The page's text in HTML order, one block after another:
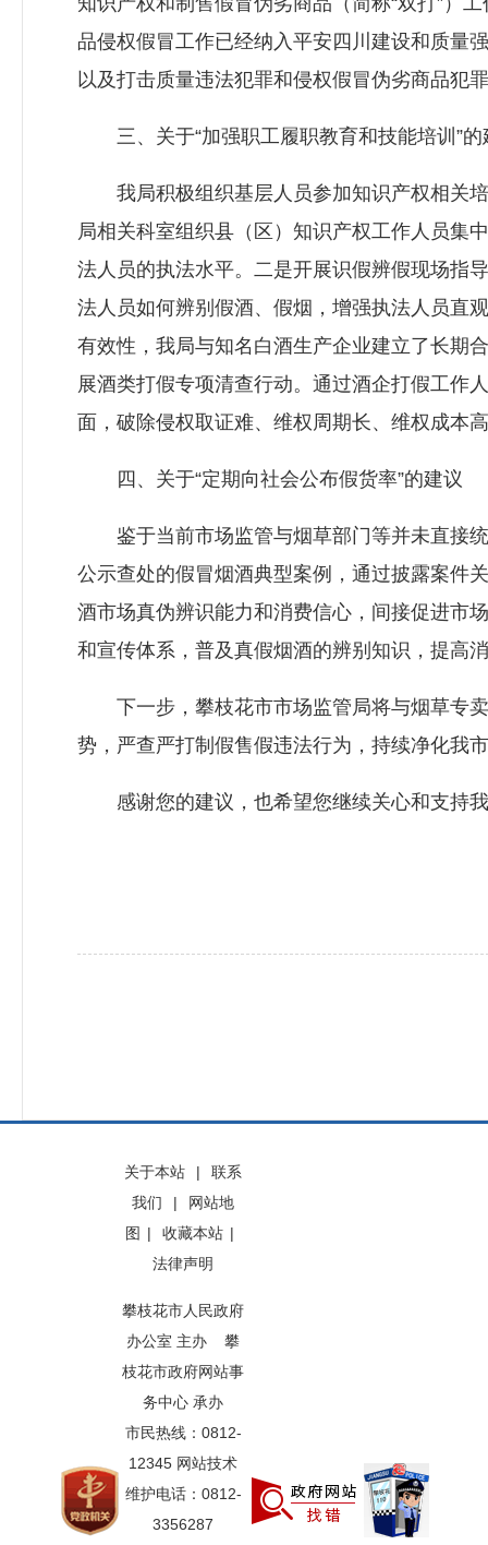
品侵权假冒工作已经纳入平安四川建设和质量
以及打击质量违法犯罪和侵权假冒伪劣商品犯
三、关于“加强职工履职教育和技能培训”的
我局积极组织基层人员参加知识产权相关培
局相关科室组织县（区）知识产权工作人员集
法人员的执法水平。二是开展识假辨假现场指
法人员如何辨别假酒、假烟，增强执法人员直
有效性，我局与知名白酒生产企业建立了长期
展酒类打假专项清查行动。通过酒企打假工作
面，破除侵权取证难、维权周期长、维权成本
四、关于“定期向社会公布假货率”的建议
鉴于当前市场监管与烟草部门等并未直接统
公示查处的假冒烟酒典型案例，通过披露案件
酒市场真伪辨识能力和消费信心，间接促进市
和宣传体系，普及真假烟酒的辨别知识，提高
下一步，攀枝花市市场监管局将与烟草专卖
势，严查严打制假售假违法行为，持续净化我
感谢您的建议，也希望您继续关心和支持
关于本站 |
联系
我们
|
网站地
图 | 收藏本站 |
法律声明
攀枝花市人民政府
办公室 主办 攀
枝花市政府网站事
务中心 承办
市民热线：0812-
12345 网站技术
维护电话：0812-
3356287